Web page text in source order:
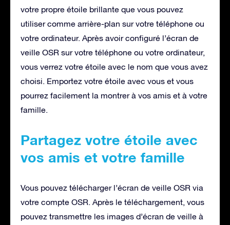
votre propre étoile brillante que vous pouvez
utiliser comme arrière-plan sur votre téléphone ou
votre ordinateur. Après avoir configuré l’écran de
veille OSR sur votre téléphone ou votre ordinateur,
vous verrez votre étoile avec le nom que vous avez
choisi. Emportez votre étoile avec vous et vous
pourrez facilement la montrer à vos amis et à votre
famille.
Partagez votre étoile avec
vos amis et votre famille
Vous pouvez télécharger l’écran de veille OSR via
votre compte OSR. Après le téléchargement, vous
pouvez transmettre les images d’écran de veille à